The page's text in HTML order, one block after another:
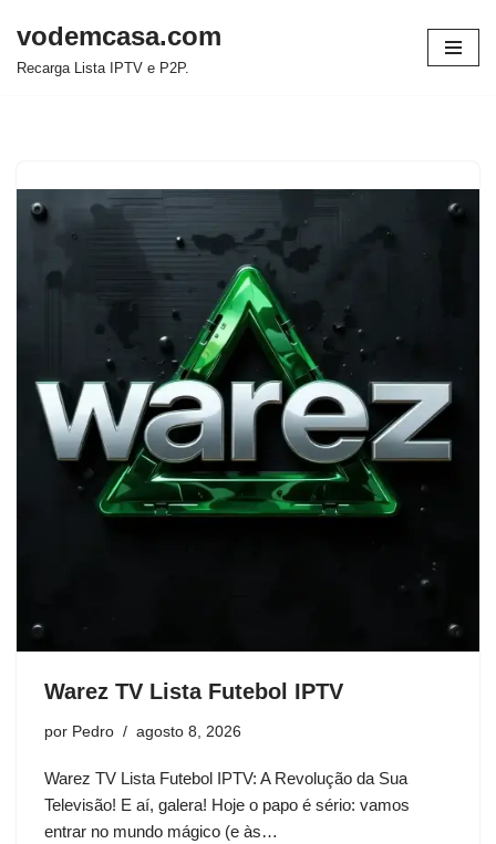
Pular
vodemcasa.com
Recarga Lista IPTV e P2P.
Warez TV Lista Futebol IPTV
por Pedro agosto 8, 2026
Warez TV Lista Futebol IPTV: A Revolução da Sua
Televisão! E aí, galera! Hoje o papo é sério: vamos
entrar no mundo mágico (e às…